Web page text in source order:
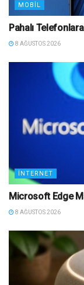
MOBIL
Pahalı
8 AĞUSTOS 2026
İNTERNET
Microsoft Edge
8 AĞUSTOS 2026